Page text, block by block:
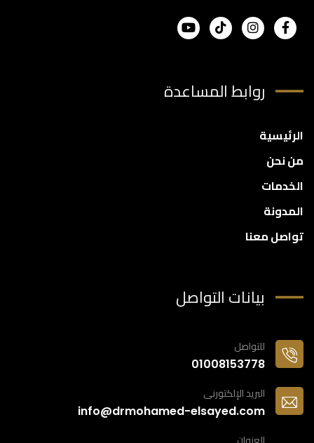
روابط المساعدة
الرئيسية
من نحن
الخدمات
المدونة
تواصل معنا
بيانات التواصل
للتواصل
01008153778
البريد الإلكتورنى
info@drmohamed-elsayed.com